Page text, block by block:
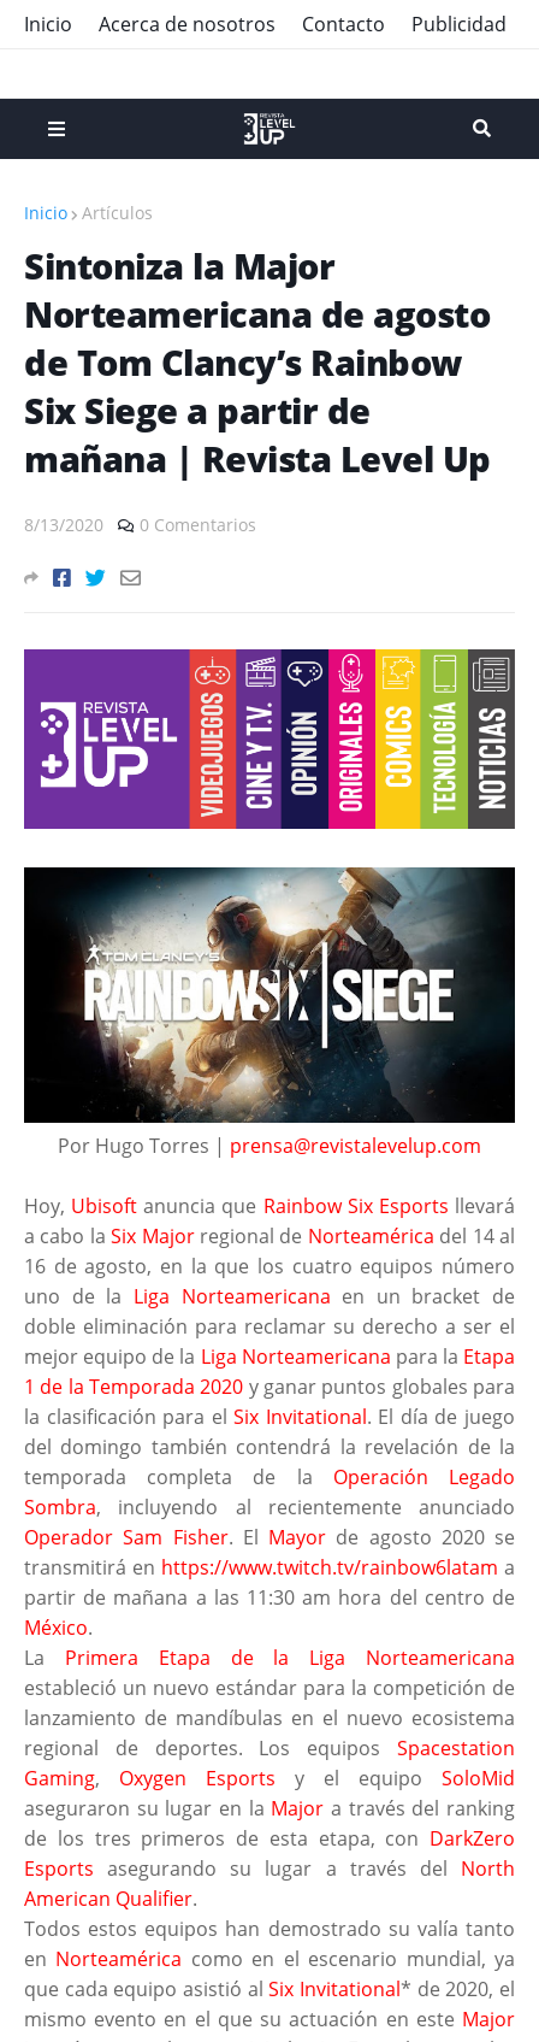
Inicio Acerca de nosotros Contacto Publicidad
Inicio Artículos
Sintoniza la Major
Norteamericana de agosto
de Tom Clancy’s Rainbow
Six Siege a partir de
mañana | Revista Level Up
8/13/2020 0 Comentarios
Por Hugo Torres | prensa@revistalevelup.com
Hoy, Ubisoft anuncia que Rainbow Six Esports llevará
a cabo laSix Majorregional de Norteamérica del 14 al
16 de agosto, en la que los cuatro equipos número
uno de la Liga Norteamericana en un bracket de
doble eliminación para reclamar su derecho a ser el
mejor equipo de la Liga Norteamericana para la Etapa
1 de la Temporada 2020 y ganar puntos globales para
la clasificación para elSix Invitational. El día de juego
del domingo también contendrá la revelación de la
temporada completa de la Operación Legado
Sombra, incluyendo al recientemente anunciado
Operador Sam Fisher. El Mayor de agosto 2020 se
transmitirá en https://www.twitch.tv/rainbow6latam a
partir de mañana a las 11:30 am hora del centro de
México.
La Primera Etapa de la Liga Norteamericana
estableció un nuevo estándar para la competición de
lanzamiento de mandíbulas en el nuevo ecosistema
regional de deportes. Los equipos Spacestation
Gaming, Oxygen Esports y el equipo SoloMid
aseguraron su lugar en la Major a través del ranking
de los tres primeros de esta etapa, con DarkZero
Esports asegurando su lugar a través del North
American Qualifier.
Todos estos equipos han demostrado su valía tanto
en Norteamérica como en el escenario mundial, ya
que cada equipo asistió alSix Invitational* de 2020, el
mismo evento en el que su actuación en este Major